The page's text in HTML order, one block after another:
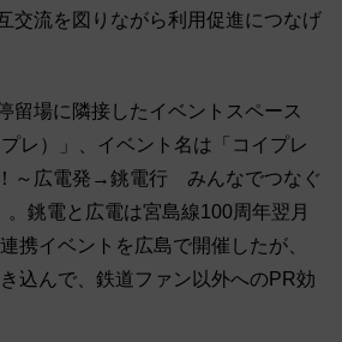
交流を図りながら利用促進につなげ
留場に隣接したイベントスペース
レ）」、イベント名は「コイプレ
～広電発→銚電行 みんなでつなぐ
銚電と広電は宮島線100周年翌月
携イベントを広島で開催したが、
込んで、鉄道ファン以外へのPR効